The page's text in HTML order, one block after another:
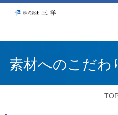
素材へのこだわ